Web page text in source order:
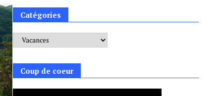
Catégories
Catégories
Coup de coeur